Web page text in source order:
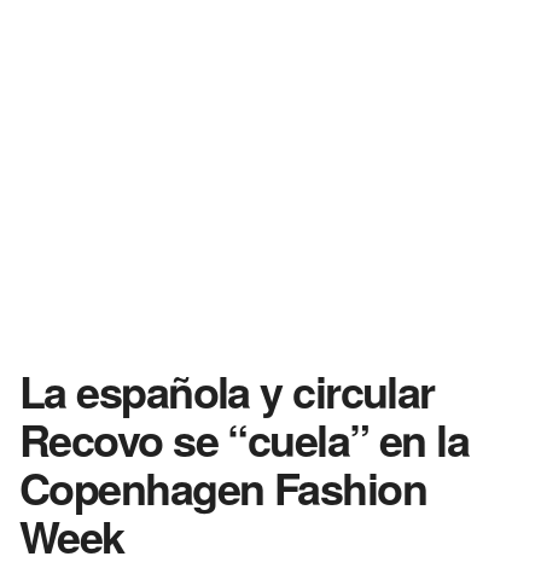
La española y circular
Recovo se “cuela” en la
Copenhagen Fashion
Week